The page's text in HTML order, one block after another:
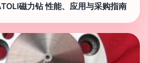
磁力钻 性能、应用与采购指南